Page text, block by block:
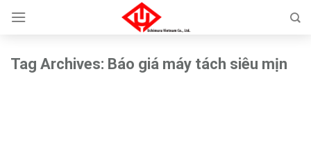
Tag Archives: Báo giá máy tách siêu mịn